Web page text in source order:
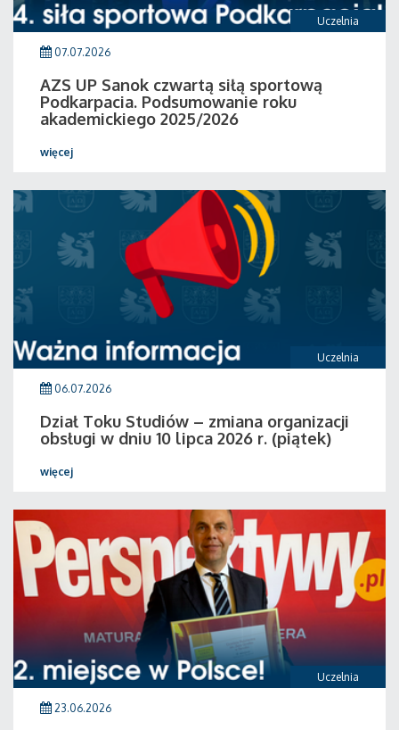
Uczelnia
07.07.2026
AZS UP Sanok czwartą siłą sportową
Podkarpacia. Podsumowanie roku
akademickiego 2025/2026
więcej
Uczelnia
06.07.2026
Dział Toku Studiów – zmiana organizacji
obsługi w dniu 10 lipca 2026 r. (piątek)
więcej
Uczelnia
23.06.2026